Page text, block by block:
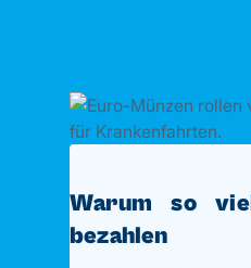
Warum so
bezahlen